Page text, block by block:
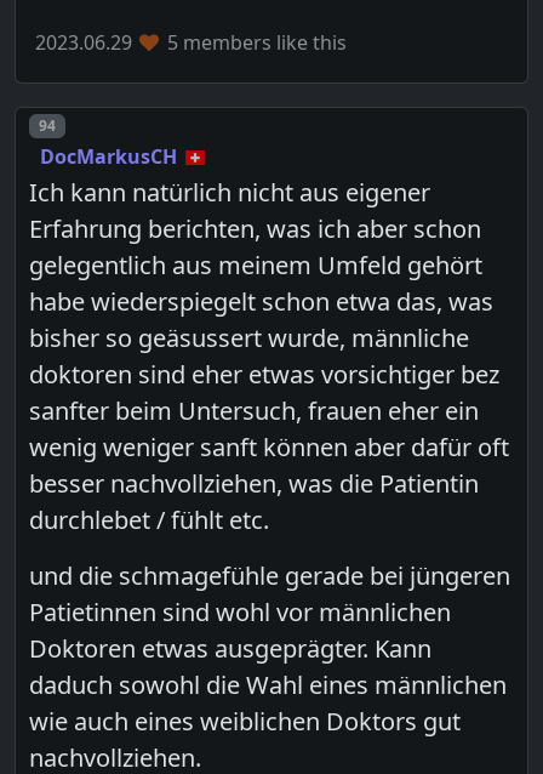
2023.06.29 5 members like this
Post number
94
DocMarkusCH
Ich kann natürlich nicht aus eigener
Erfahrung berichten, was ich aber schon
gelegentlich aus meinem Umfeld gehört
habe wiederspiegelt schon etwa das, was
bisher so geäsussert wurde, männliche
doktoren sind eher etwas vorsichtiger bez
sanfter beim Untersuch, frauen eher ein
wenig weniger sanft können aber dafür oft
besser nachvollziehen, was die Patientin
durchlebet / fühlt etc.
und die schmagefühle gerade bei jüngeren
Patietinnen sind wohl vor männlichen
Doktoren etwas ausgeprägter. Kann
daduch sowohl die Wahl eines männlichen
wie auch eines weiblichen Doktors gut
nachvollziehen.